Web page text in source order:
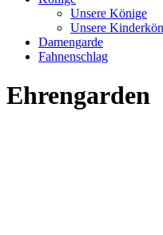
Unsere Könige
Unsere
Damengarde
Fahnenschlag
Ehrengarden